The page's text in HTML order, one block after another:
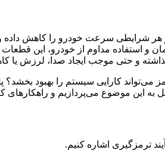
شرایطی سرعت خودرو را کاهش داده و
و استفاده مداوم از خودرو، این
گذاشته و حتی موجب ایجاد صدا، لرزش
کارایی سیستم را بهبود
موضوع می‌پردازیم و راهکارهای
ترمزگیری اشاره کنیم.